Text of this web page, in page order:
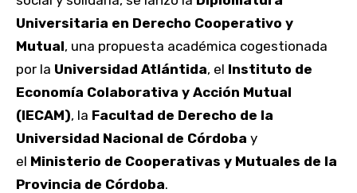
Universitaria en Derecho Cooperativo y
Mutual, una propuesta académica cogestionada
por la Universidad Atlántida, el Instituto de
Economía Colaborativa y Acción Mutual
(IECAM), la Facultad de Derecho de la
Universidad Nacional de Córdoba y
el Ministerio de Cooperativas y Mutuales de la
Provincia de Córdoba.